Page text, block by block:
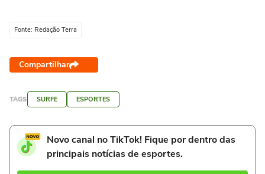
Fonte: Redação Terra
Compartilhar
TAGS SURFE ESPORTES
Novo canal no TikTok! Fique por dentro das
principais notícias de esportes.